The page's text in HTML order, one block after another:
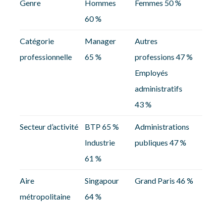
Genre
Hommes
60 %
Femmes 50 %
Catégorie
professionnelle
Manager
65 %
Autres
professions 47 %
Employés
administratifs
43 %
Secteur d’activité
BTP 65 %
Industrie
61 %
Administrations
publiques 47 %
Aire
métropolitaine
Singapour
64 %
Grand Paris 46 %